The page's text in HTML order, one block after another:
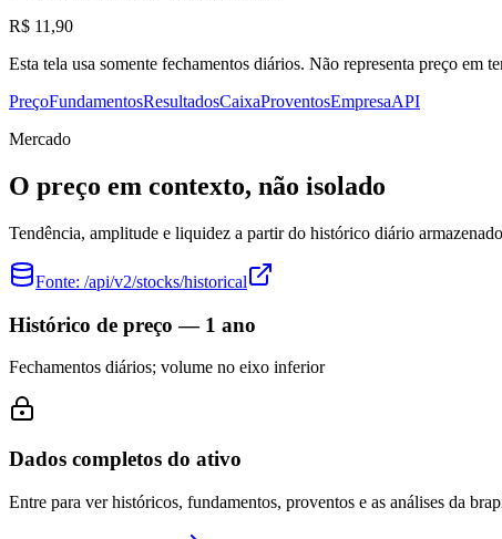
R$ 11,90
Esta tela usa somente fechamentos diários. Não representa preço em
PreçoFundamentosResultadosCaixaProventosEmpresaAPI
Mercado
O preço em contexto, não isolado
Tendência, amplitude e liquidez a partir do histórico diário
Fonte: /api/v2/stocks/historical
Histórico de preço — 1 ano
Fechamentos diários; volume no eixo inferior
Dados completos do ativo
Entre para ver históricos, fundamentos, proventos e as análises da